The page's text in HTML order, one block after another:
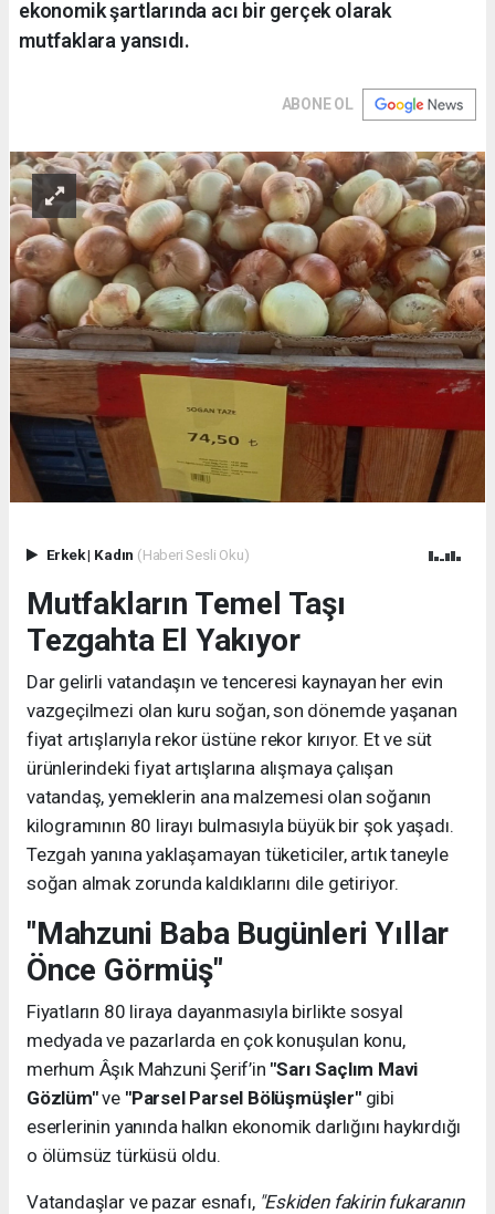
ekonomik şartlarında acı bir gerçek olarak
mutfaklara yansıdı.
ABONE OL
Erkek| Kadın (Haberi Sesli Oku)
Mutfakların Temel Taşı
Tezgahta El Yakıyor
Dar gelirli vatandaşın ve tenceresi kaynayan her evin
vazgeçilmezi olan kuru soğan, son dönemde yaşanan
fiyat artışlarıyla rekor üstüne rekor kırıyor. Et ve süt
ürünlerindeki fiyat artışlarına alışmaya çalışan
vatandaş, yemeklerin ana malzemesi olan soğanın
kilogramının 80 lirayı bulmasıyla büyük bir şok yaşadı.
Tezgah yanına yaklaşamayan tüketiciler, artık taneyle
soğan almak zorunda kaldıklarını dile getiriyor.
"Mahzuni Baba Bugünleri Yıllar
Önce Görmüş"
Fiyatların 80 liraya dayanmasıyla birlikte sosyal
medyada ve pazarlarda en çok konuşulan konu,
merhum Âşık Mahzuni Şerif’in "Sarı Saçlım Mavi
Gözlüm"ve "Parsel Parsel Bölüşmüşler"gibi
eserlerinin yanında halkın ekonomik darlığını haykırdığı
o ölümsüz türküsü oldu.
Vatandaşlar ve pazar esnafı, "Eskiden fakirin fukaranın